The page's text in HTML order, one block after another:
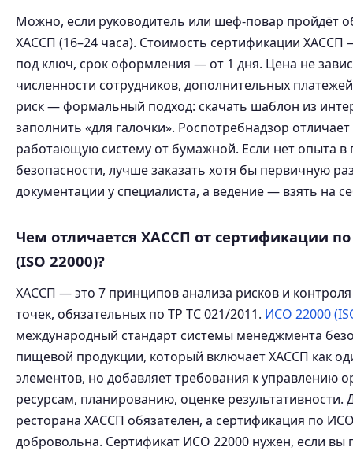
Можно, если руководитель или шеф-повар пройдёт
ХАССП (16–24 часа). Стоимость сертификации ХАССП
под ключ, срок оформления — от 1 дня. Цена не
численности сотрудников, дополнительных
риск — формальный подход: скачать шаблон из
заполнить «для галочки». Роспотребнадзор
работающую систему от бумажной. Если нет опыта
безопасности, лучше заказать хотя бы первичную
документации у специалиста, а ведение — взять на
Чем отличается ХАССП от сертификации
(ISO 22000)?
ХАССП — это 7 принципов анализа рисков и контроля
точек, обязательных по ТР ТС 021/2011. ИСО 22000
международный стандарт системы менеджмента
пищевой продукции, который включает ХАССП как
элементов, но добавляет требования к управлению
ресурсам, планированию, оценке результативности.
ресторана ХАССП обязателен, а сертификация по
добровольна. Сертификат ИСО 22000 нужен, если вы